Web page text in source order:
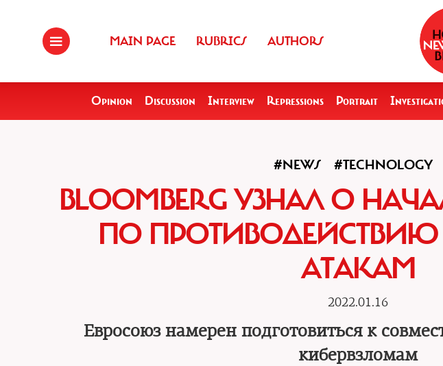
MAIN PAGE RUBRICS AUTHORS
Opinion Discussion Interview Repressions Portrait
#NEWS #TECHNOLOGY
BLOOMBERG УЗНАЛ О
ПО
АТАКАМ
2022.01.16
Евросоюз намерен подготовиться к
кибервзломам